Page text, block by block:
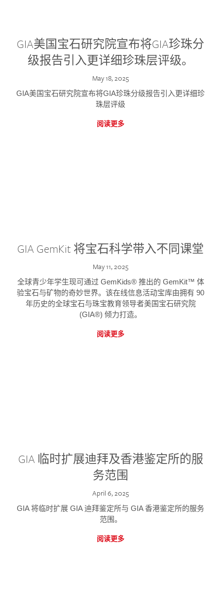
GIA美国宝石研究院宣布将GIA珍珠分
级报告引入更详细珍珠层评级。
May 18, 2025
GIA美国宝石研究院宣布将GIA珍珠分级报告引入更详细珍
珠层评级
阅读更多
GIA GemKit 将宝石科学带入不同课堂
May 11, 2025
全球青少年学生现可通过 GemKids® 推出的 GemKit™ 体
验宝石与矿物的奇妙世界。该在线信息活动宝库由拥有 90
年历史的全球宝石与珠宝教育领导者美国宝石研究院
(GIA®) 倾力打造。
阅读更多
GIA 临时扩展迪拜及香港鉴定所的服
务范围
April 6, 2025
GIA 将临时扩展 GIA 迪拜鉴定所与 GIA 香港鉴定所的服务
范围。
阅读更多